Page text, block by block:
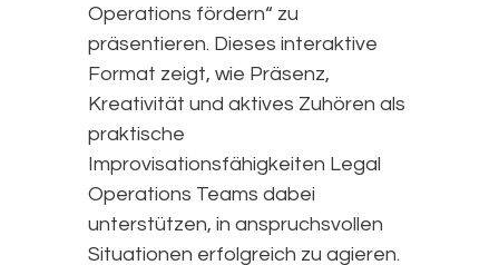
Operations fördern“ zu
präsentieren. Dieses interaktive
Format zeigt, wie Präsenz,
Kreativität und aktives Zuhören als
praktische
Improvisationsfähigkeiten Legal
Operations Teams dabei
unterstützen, in anspruchsvollen
Situationen erfolgreich zu agieren.